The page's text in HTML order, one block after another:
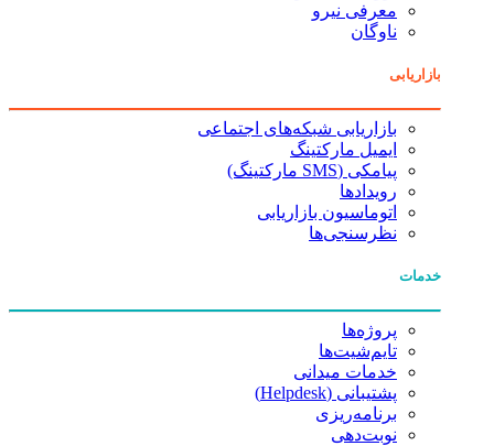
معرفی نیرو
ناوگان
بازاریابی
بازاریابی شبکه‌های اجتماعی
ایمیل مارکتینگ
پیامکی (SMS مارکتینگ)
رویدادها
اتوماسیون بازاریابی
نظرسنجی‌ها
خدمات
پروژه‌ها
تایم‌شیت‌ها
خدمات میدانی
پشتیبانی (Helpdesk)
برنامه‌ریزی
نوبت‌دهی